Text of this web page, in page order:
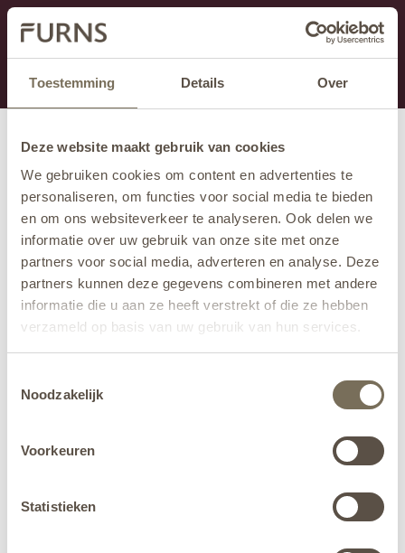
Toestemming Details Over
Deze website maakt gebruik van cookies
We gebruiken cookies om content en advertenties te
personaliseren, om functies voor social media te bieden
en om ons websiteverkeer te analyseren. Ook delen we
informatie over uw gebruik van onze site met onze
partners voor social media, adverteren en analyse. Deze
partners kunnen deze gegevens combineren met andere
informatie die u aan ze heeft verstrekt of die ze hebben
verzameld op basis van uw gebruik van hun services.
jehier.
Noodzakelijk
Voorkeuren
Statistieken
Dit onderdeel is momenteel in onderhoud.
Als je informatie mist kun je ons bellen +31 413 274
168 of mailen
info@furns.com